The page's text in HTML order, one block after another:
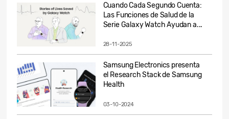
Cuando Cada Segundo Cuenta:
Las Funciones de Salud de la
Serie Galaxy Watch Ayudan a...
28-11-2025
Samsung Electronics presenta
el Research Stack de Samsung
Health
03-10-2024